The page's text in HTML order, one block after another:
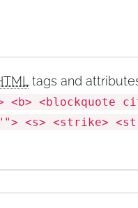
tags and
<b> <blockquote
<s> <strike>